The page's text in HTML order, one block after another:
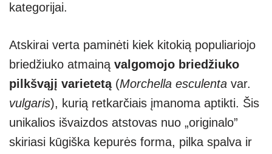
kategorijai.
Atskirai verta paminėti kiek kitokią populiariojo
briedžiuko atmainą valgomojo briedžiuko
pilkšvąjį varietetą (Morchella esculenta var.
vulgaris), kurią retkarčiais įmanoma aptikti. Šis
unikalios išvaizdos atstovas nuo „originalo”
skiriasi kūgiška kepurės forma, pilka spalva ir